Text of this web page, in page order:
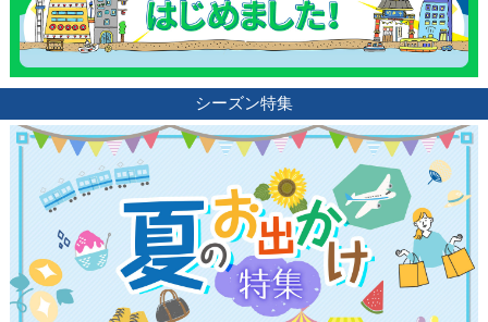
シーズン特集
ブログ記事
サイトについて